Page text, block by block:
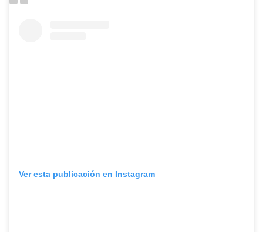
Ver esta publicación en Instagram